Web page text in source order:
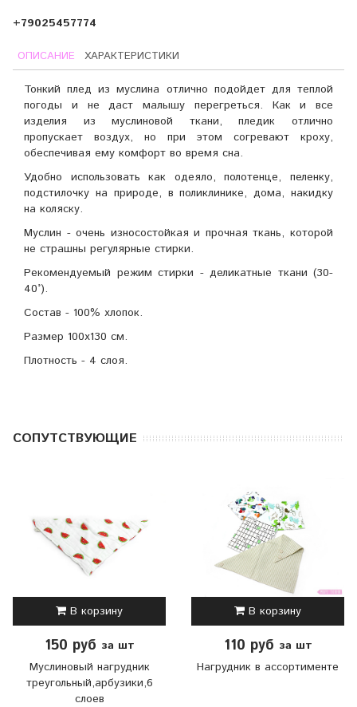
+79025457774
ОПИСАНИЕ ХАРАКТЕРИСТИКИ
Тонкий плед из муслина отлично подойдет для теплой
погоды и не даст малышу перегреться. Как и все
изделия из муслиновой ткани, пледик отлично
пропускает воздух, но при этом согревают кроху,
обеспечивая ему комфорт во время сна.
Удобно использовать как одеяло, полотенце, пеленку,
подстилочку на природе, в поликлинике, дома, накидку
на коляску.
Муслин - очень износостойкая и прочная ткань, которой
не страшны регулярные стирки.
Рекомендуемый режим стирки - деликатные ткани (30-
40°).
Состав - 100% хлопок.
Размер 100х130 см.
Плотность - 4 слоя.
CОПУТСТВУЮЩИЕ
В корзину
150 руб за шт
Муслиновый нагрудник
треугольный,арбузики,6
слоев
В корзину
110 руб за шт
Нагрудник в ассортименте